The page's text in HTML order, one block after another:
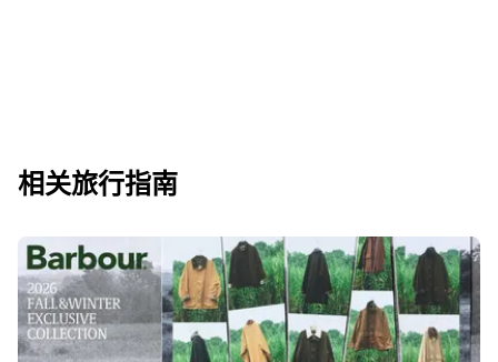
相关旅行指南